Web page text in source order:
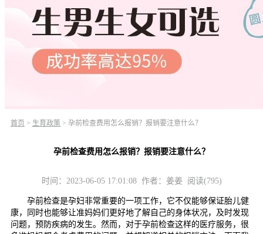
首页 > 生育政策 > 孕前检查费用怎么报销？报销要注意什么？
孕前检查费用怎么报销？报销要注意什么？
时间：2023-06-05 17:01:08 作者：姜姜 阅读(795)
孕前检查是孕妇非常重要的一项工作，它不仅能够保证胎儿健
康，同时也能够让准妈妈们更好地了解自己的身体状况，及时发现
问题，预防疾病的发生。然而，对于孕前检查这样的医疗服务，很